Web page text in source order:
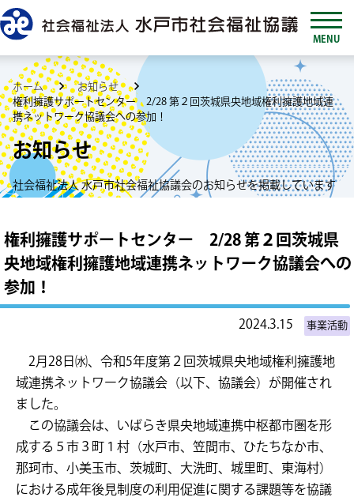
MENU
ホーム
お知らせ
権利擁護サポートセンター 2/28 第２回茨城県央地域権利擁護地域連
携ネットワーク協議会への参加！
お知らせ
社会福祉法人 水戸市社会福祉協議会のお知らせを掲載しています
権利擁護サポートセンター 2/28 第２回茨城県
央地域権利擁護地域連携ネットワーク協議会への
参加！
2024.3.15 事業活動
2月28日㈬、令和5年度第２回茨城県央地域権利擁護地
域連携ネットワーク協議会（以下、協議会）が開催され
ました。
この協議会は、いばらき県央地域連携中枢都市圏を形
成する５市３町１村（水戸市、笠間市、ひたちなか市、
那珂市、小美玉市、茨城町、大洗町、城里町、東海村）
における成年後見制度の利用促進に関する課題等を協議